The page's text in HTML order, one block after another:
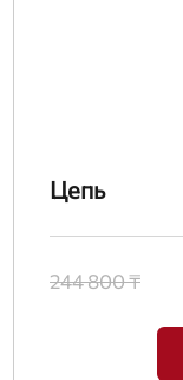
Цепь
244 800 ₸